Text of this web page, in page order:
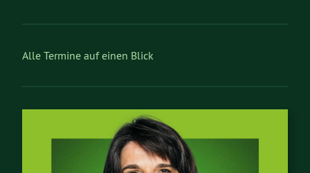
Alle Termine auf einen Blick